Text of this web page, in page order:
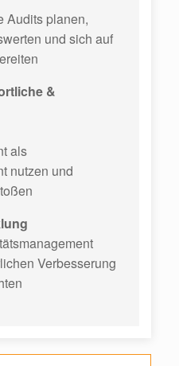
Audits planen,
und sich auf
&
als
nutzen und
Verbesserung